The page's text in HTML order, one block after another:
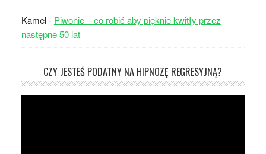
Kamel- Piwonie – co robić aby pięknie kwitły przez
następne 50 lat
CZY JESTEŚ PODATNY NA HIPNOZĘ REGRESYJNĄ?